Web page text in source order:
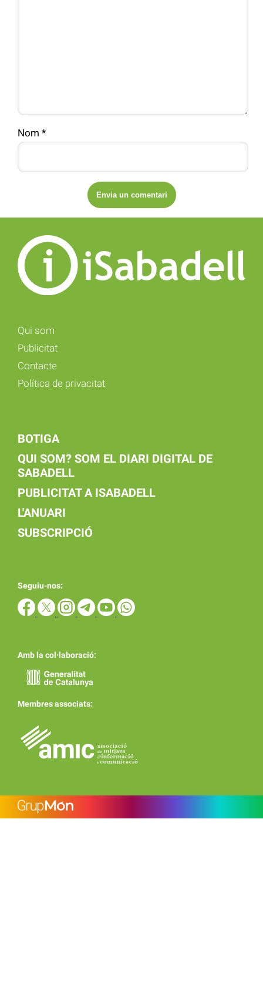
Nom *
Qui som
Publicitat
Contacte
Política de privacitat
BOTIGA
QUI SOM? SOM EL DIARI DIGITAL DE
SABADELL
PUBLICITAT A ISABADELL
L'ANUARI
SUBSCRIPCIÓ
Seguiu-nos:
Amb la col·laboració:
Membres associats: